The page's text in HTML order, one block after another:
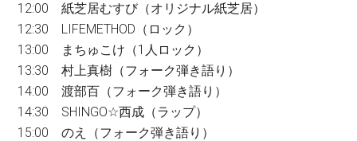
12:00 紙芝居むすび（オリジナル紙芝居）
12:30 LIFEMETHOD（ロック）
13:00 まちゅこけ（1人ロック）
13:30 村上真樹（フォーク弾き語り）
14:00 渡部百（フォーク弾き語り）
14:30 SHINGO☆西成（ラップ）
15:00 のえ（フォーク弾き語り）